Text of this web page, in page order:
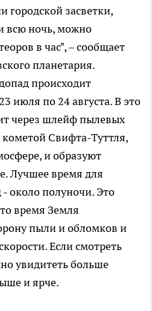
городской засветки,
всю ночь, можно
в час", – сообщает
планетария.
происходит
июля по 24 августа. В это
через шлейф пылевых
Свифта-Туттля,
и образуют
Лучшее время для
около полуночи. Это
время Земля
пыли и обломков и
Если смотреть
увидитеть больше
и ярче.